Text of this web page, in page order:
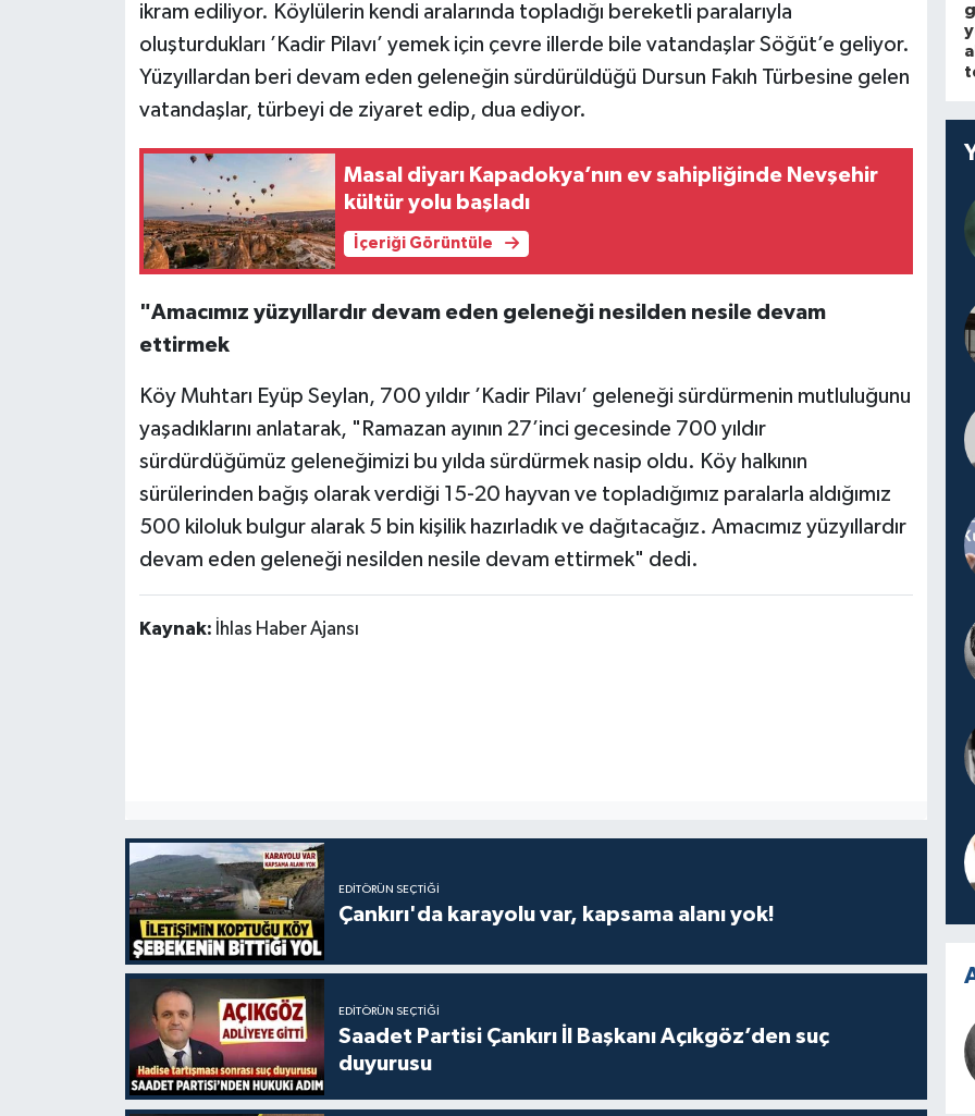
ikram ediliyor. Köylülerin kendi aralarında topladığı bereketli paralarıyla
oluşturdukları ’Kadir Pilavı’ yemek için çevre illerde bile vatandaşlar Söğüt’e geliyor.
Yüzyıllardan beri devam eden geleneğin sürdürüldüğü Dursun Fakıh Türbesine gelen
vatandaşlar, türbeyi de ziyaret edip, dua ediyor.
Masal diyarı Kapadokya’nın ev sahipliğinde Nevşehir
kültür yolu başladı
İçeriği Görüntüle
"Amacımız yüzyıllardır devam eden geleneği nesilden nesile devam
ettirmek
Köy Muhtarı Eyüp Seylan, 700 yıldır ’Kadir Pilavı’ geleneği sürdürmenin mutluluğunu
yaşadıklarını anlatarak, "Ramazan ayının 27’inci gecesinde 700 yıldır
sürdürdüğümüz geleneğimizi bu yılda sürdürmek nasip oldu. Köy halkının
sürülerinden bağış olarak verdiği 15-20 hayvan ve topladığımız paralarla aldığımız
500 kiloluk bulgur alarak 5 bin kişilik hazırladık ve dağıtacağız. Amacımız yüzyıllardır
devam eden geleneği nesilden nesile devam ettirmek" dedi.
Kaynak: İhlas Haber Ajansı
EDITÖRÜN SEÇTIĞI
Çankırı'da karayolu var, kapsama alanı yok!
EDITÖRÜN SEÇTIĞI
Saadet Partisi Çankırı İl Başkanı Açıkgöz’den suç
duyurusu